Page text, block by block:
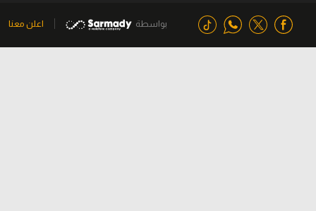
بواسطة اعلن معنا